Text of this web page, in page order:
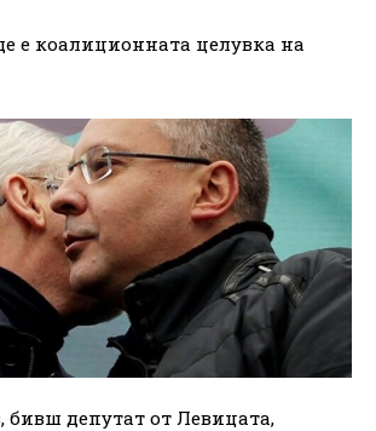
е коалиционната целувка на
бивш депутат от Левицата,